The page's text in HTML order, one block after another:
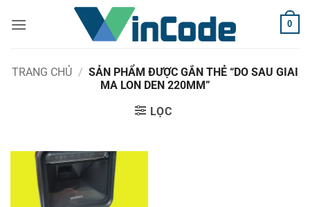
qua
0
TRANG CHỦ / SẢN PHẨM ĐƯỢC GẮN THẺ “DO SAU GIAI
MA LON DEN 220MM”
LỌC